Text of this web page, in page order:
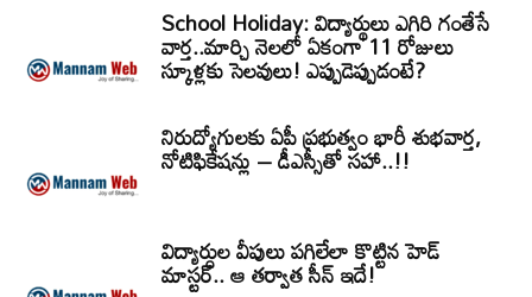
School Holiday: విద్యార్థులు ఎగిరి గంతేసే
వార్త..మార్చి నెలలో ఏకంగా 11 రోజులు
స్కూళ్లకు సెలవులు! ఎప్పుడెప్పుడంటే?
నిరుద్యోగులకు ఏపీ ప్రభుత్వం భారీ శుభవార్త,
నోటిఫికేషన్లు – డీఎస్సీతో సహా..!!
విద్యార్ధుల వీపులు పగిలేలా కొట్టిన హెడ్
మాస్టర్.. ఆ తర్వాత సీన్‌ ఇదే!